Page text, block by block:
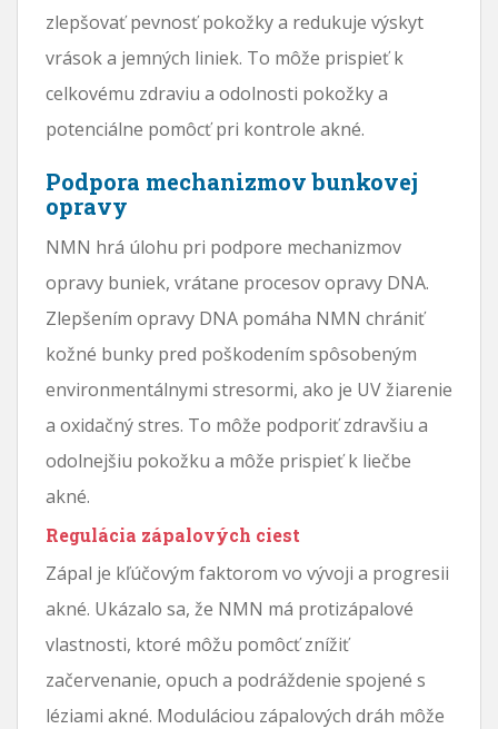
zlepšovať pevnosť pokožky a redukuje výskyt
vrások a jemných liniek. To môže prispieť k
celkovému zdraviu a odolnosti pokožky a
potenciálne pomôcť pri kontrole akné.
Podpora mechanizmov bunkovej
opravy
NMN hrá úlohu pri podpore mechanizmov
opravy buniek, vrátane procesov opravy DNA.
Zlepšením opravy DNA pomáha NMN chrániť
kožné bunky pred poškodením spôsobeným
environmentálnymi stresormi, ako je UV žiarenie
a oxidačný stres. To môže podporiť zdravšiu a
odolnejšiu pokožku a môže prispieť k liečbe
akné.
Regulácia zápalových ciest
Zápal je kľúčovým faktorom vo vývoji a progresii
akné. Ukázalo sa, že NMN má protizápalové
vlastnosti, ktoré môžu pomôcť znížiť
začervenanie, opuch a podráždenie spojené s
léziami akné. Moduláciou zápalových dráh môže